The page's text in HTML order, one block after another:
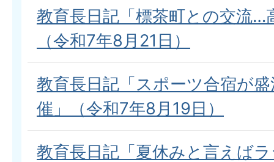
教育長日記「標茶町との交流…
（令和7年8月21日）
教育長日記「スポーツ合宿が
催」（令和7年8月19日）
教育長日記「夏休みと言えば